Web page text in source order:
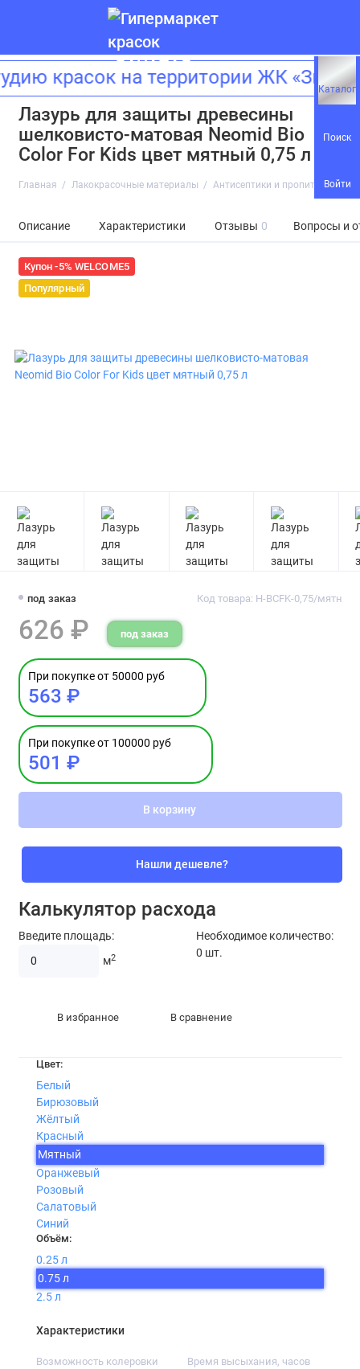
Каталог
Поиск
Войти
красок на территории ЖК
Лазурь для защиты древесины
шелковисто-матовая Neomid Bio
Color For Kids цвет мятный 0,75 л
Главная Лакокрасочные материалы Антисептики и пропитки
Описание Характеристики Отзывы 0 Вопросы и
Купон -5% WELCOME5
Популярный
под заказ Код товара: Н-BCFK-0,75/мятн
626 ₽ под заказ
При покупке от 50000 руб
563 ₽
При покупке от 100000 руб
501 ₽
В корзину
Нашли дешевле?
Калькулятор расхода
Введите площадь:
м2
Необходимое количество:
0 шт.
В избранное В сравнение
Цвет:
Белый
Бирюзовый
Жёлтый
Красный
Мятный
Оранжевый
Розовый
Салатовый
Синий
Объём:
0.25 л
0.75 л
2.5 л
Характеристики
Возможность колеровки Время высыхания, часов